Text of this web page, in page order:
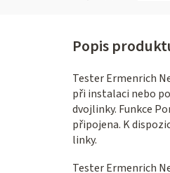
Tester Ermenrich
při instalaci nebo
dvojlinky. Funkce
připojena. K
linky.
Tester Ermenrich